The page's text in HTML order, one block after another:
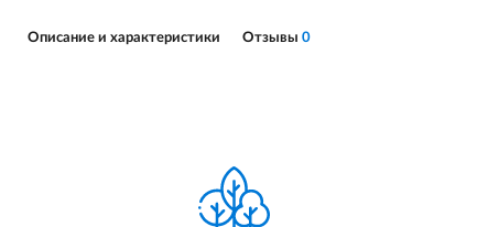
Описание и характеристики Отзывы 0